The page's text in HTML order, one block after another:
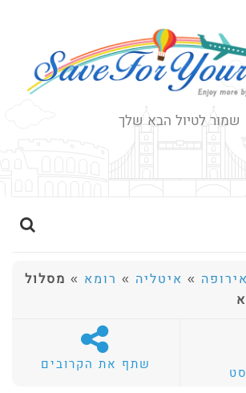
שמור לטיול הבא שלך
ה
אירופה » איטליה » רומא » מסלול
שתף את הקרובים